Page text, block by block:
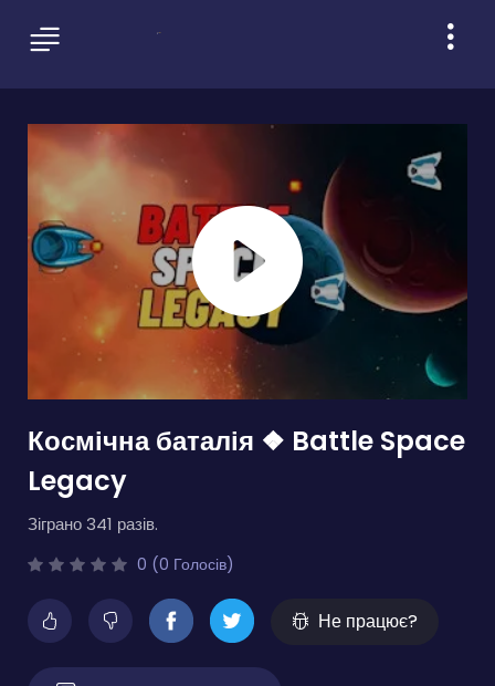
Космічна баталія ❖ Battle Space
Legacy
Зіграно 341 разів.
0 (0 Голосів)
Не працює?